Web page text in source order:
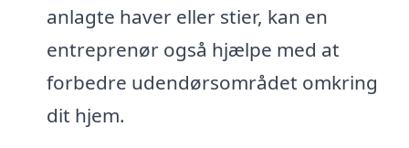
anlagte haver eller stier, kan en
entreprenør også hjælpe med at
forbedre udendørsområdet omkring
dit hjem.